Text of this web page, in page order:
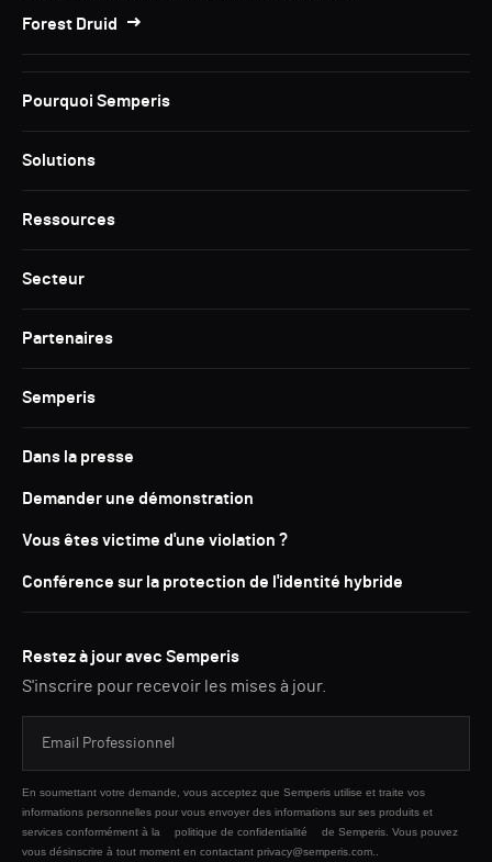
Forest Druid
Pourquoi Semperis
Solutions
Ressources
Secteur
Partenaires
Semperis
Dans la presse
Demander une démonstration
Vous êtes victime d'une violation ?
Conférence sur la protection de l'identité hybride
Restez à jour avec Semperis
S'inscrire pour recevoir les mises à jour.
En soumettant votre demande, vous acceptez que Semperis utilise et traite vos
informations personnelles pour vous envoyer des informations sur ses produits et
services conformément à la
politique de confidentialité
de Semperis. Vous pouvez
vous désinscrire à tout moment en contactant privacy@semperis.com..